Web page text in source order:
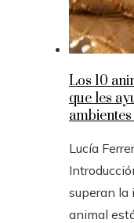
Los 10
que les
Lucía Ferrer
superan la
animal